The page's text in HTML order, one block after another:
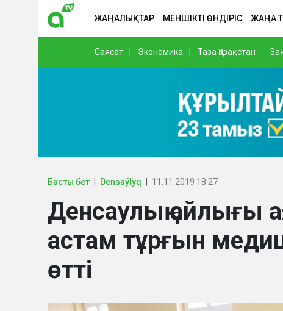
ЖАҢАЛЫҚТАР МЕНШІКТІ ӨНДІРІС ЖАҢА
Саясат Экономика Таза Қазақстан
Басты бет Densaýlyq 11.11.2019 18:27
Денсаулық айлығы
астам тұрғын
өтті